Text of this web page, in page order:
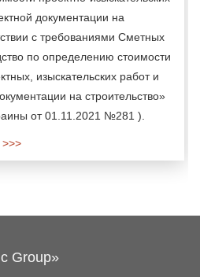
документации на
с требованиями Сметных
по определению стоимости
изыскательских работ и
на строительство»
от 01.11.2021 №281 ).
Group»